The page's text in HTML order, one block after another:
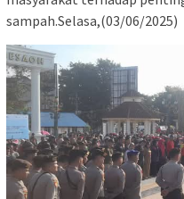
sampah.Selasa,(03/06/2025)